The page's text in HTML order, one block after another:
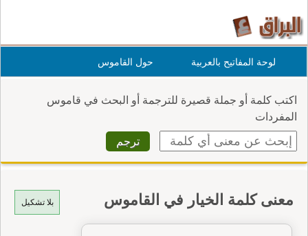
لوحة المفاتيح بالعربية حول القاموس
اكتب كلمة أو جملة قصيرة للترجمة أو البحث في قاموس
المفردات
بلا تشكيل معنى كلمة الخيار في القاموس